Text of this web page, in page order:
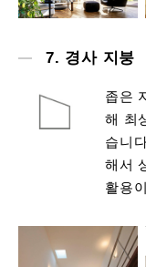
7. 경사 지붕
좁은
해 최
습니
해서
활용